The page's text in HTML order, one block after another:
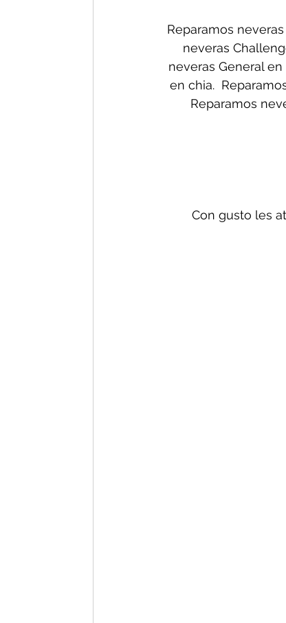
Reparamos
neveras
neveras General
en chia.
Reparamos
Con gusto les